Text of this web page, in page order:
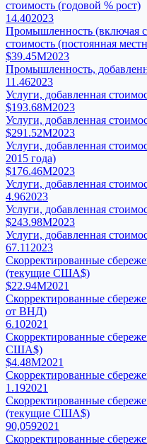
стоимость (годовой % рост)
14.402023
Промышленность (включая
стоимость (постоянная
$39.45M2023
Промышленность,
11.462023
Услуги, добавленная
$193.68M2023
Услуги, добавленная
$291.52M2023
Услуги, добавленная
2015 года)
$176.46M2023
Услуги, добавленная
4.962023
Услуги, добавленная
$243.98M2023
Услуги, добавленная
67.11 2023
Скорректированные
(текущие США$)
$22.94M2021
Скорректированные
от ВНД)
6.102021
Скорректированные
США$)
$4.48M2021
Скорректированные
1.192021
Скорректированные
(текущие США$)
90,0592021
Скорректированные